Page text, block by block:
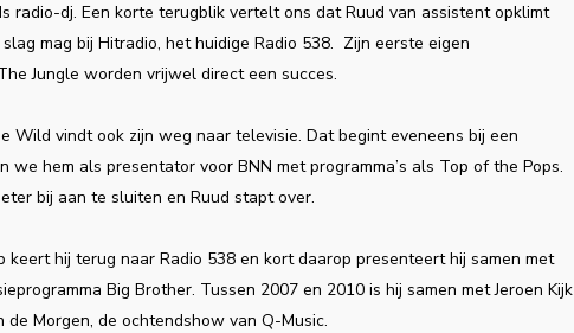
radio-dj. Een korte terugblik vertelt ons dat Ruud van assistent opklimt
mag bij Hitradio, het huidige Radio 538. Zijn eerste eigen
Jungle worden vrijwel direct een succes.
Wild vindt ook zijn weg naar televisie. Dat begint eveneens bij een
we hem als presentator voor BNN met programma’s als Top of the Pops.
bij aan te sluiten en Ruud stapt over.
keert hij terug naar Radio 538 en kort daarop presenteert hij samen met
Big Brother. Tussen 2007 en 2010 is hij samen met Jeroen Kijk
Morgen, de ochtendshow van Q-Music.